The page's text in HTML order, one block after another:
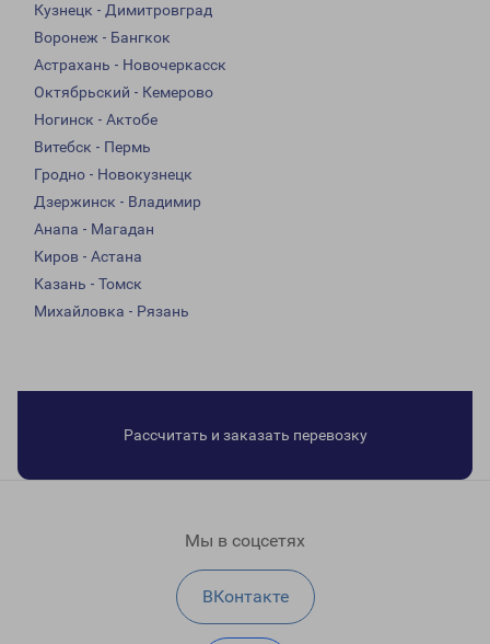
Кузнецк - Димитровград
Воронеж - Бангкок
Астрахань - Новочеркасск
Октябрьский - Кемерово
Ногинск - Актобе
Витебск - Пермь
Гродно - Новокузнецк
Дзержинск - Владимир
Анапа - Магадан
Киров - Астана
Казань - Томск
Михайловка - Рязань
Рассчитать и заказать перевозку
Мы в соцсетях
ВКонтакте